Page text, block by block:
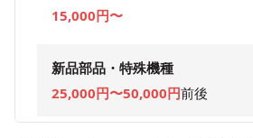
15,000円〜
新品部品・特殊機種
25,000円〜50,000円前後